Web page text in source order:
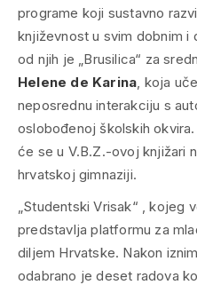
programe koji sustavno
književnost u svim dobnim i
od njih je „Brusilica“ za
Helene de Karina , koja
neposrednu interakciju s
oslobođenoj školskih
će se u V.B.Z.-ovoj knjižari
hrvatskoj gimnaziji.
„Studentski Vrisak“ , kojeg
predstavlja platformu za
diljem Hrvatske. Nakon
odabrano je deset radova